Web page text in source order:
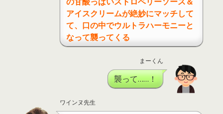
アイスクリームが絶妙にマッチして
て、口の中でウルトラハーモニーと
なって襲ってくる
まーくん
襲って……！
ワインヌ先生